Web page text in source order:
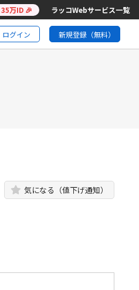
35万ID 🎉 ラッコWebサービス一覧
ログイン 新規登録（無料）
気になる（値下げ通知）